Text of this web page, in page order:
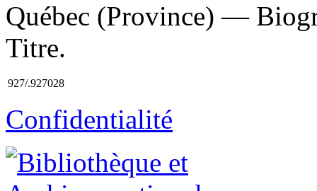
Québec (Province) —
Titre.
927/.927028
Confidentialité